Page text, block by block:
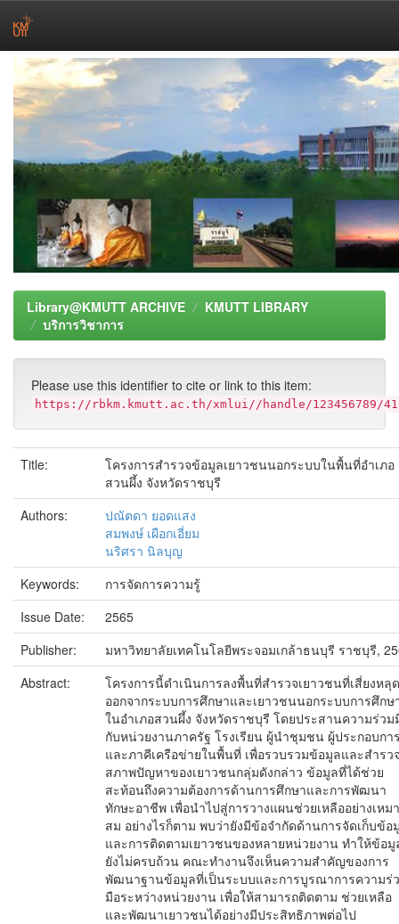
Skip
navigation
Library@KMUTT ARCHIVE
KMUTT LIBRARY
บริการวิชาการ
Please use this identifier to cite or link to this item:
https://rbkm.kmutt.ac.th/xmlui//handle/123456789/
Title:
โครงการสำรวจข้อมูลเยาวชนนอกระบบในพื้นที่อำเภอ
สวนผึ้ง จังหวัดราชบุรี
Authors:
ปณัตดา ยอดแสง
สมพงษ์ เผือกเอี่ยม
นริศรา นิลบุญ
Keywords:
การจัดการความรู้
Issue Date:
2565
Publisher:
มหาวิทยาลัยเทคโนโลยีพระจอมเกล้าธนบุรี ราชบุรี,
Abstract:
โครงการนี้ดำเนินการลงพื้นที่สำรวจเยาวชนที่เสี่ยงหลุด
ออกจากระบบการศึกษาและเยาวชนนอกระบบการศึกษ
ในอำเภอสวนผึ้ง จังหวัดราชบุรี โดยประสานความร่วม
กับหน่วยงานภาครัฐ โรงเรียน ผู้นำชุมชน ผู้ประกอบกา
และภาคีเครือข่ายในพื้นที่ เพื่อรวบรวมข้อมูลและสำรว
สภาพปัญหาของเยาวชนกลุ่มดังกล่าว ข้อมูลที่ได้ช่วย
สะท้อนถึงความต้องการด้านการศึกษาและการพัฒนา
ทักษะอาชีพ เพื่อนำไปสู่การวางแผนช่วยเหลืออย่างเหม
สม อย่างไรก็ตาม พบว่ายังมีข้อจำกัดด้านการจัดเก็บข้อ
และการติดตามเยาวชนของหลายหน่วยงาน ทำให้ข้อมู
ยังไม่ครบถ้วน คณะทำงานจึงเห็นความสำคัญของการ
พัฒนาฐานข้อมูลที่เป็นระบบและการบูรณาการความร่
มือระหว่างหน่วยงาน เพื่อให้สามารถติดตาม ช่วยเหลือ
และพัฒนาเยาวชนได้อย่างมีประสิทธิภาพต่อไป